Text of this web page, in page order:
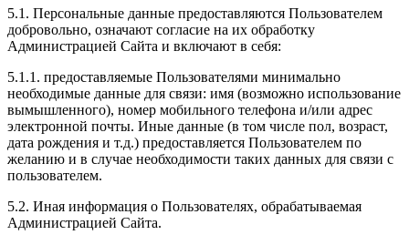
5.1. Персональные данные предоставляются Пользователем
добровольно, означают согласие на их обработку
Администрацией Сайта и включают в себя:
5.1.1. предоставляемые Пользователями минимально
необходимые данные для связи: имя (возможно использование
вымышленного), номер мобильного телефона и/или адрес
электронной почты. Иные данные (в том числе пол, возраст,
дата рождения и т.д.) предоставляется Пользователем по
желанию и в случае необходимости таких данных для связи с
пользователем.
5.2. Иная информация о Пользователях, обрабатываемая
Администрацией Сайта.